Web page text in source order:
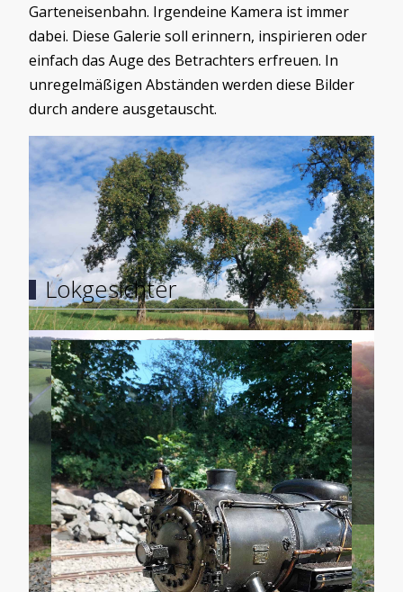
Garteneisenbahn. Irgendeine Kamera ist immer
dabei. Diese Galerie soll erinnern, inspirieren oder
einfach das Auge des Betrachters erfreuen. In
unregelmäßigen Abständen werden diese Bilder
durch andere ausgetauscht.
Load More
Lokgesichter